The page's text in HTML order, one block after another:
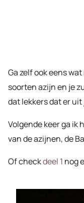
Ga zelf ook eens
soorten azijn en je
dat lekkers dat er
Volgende keer ga ik
van de azijnen, de
Of checkdeel 1 nog